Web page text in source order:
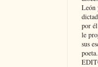
León
por
le
sus